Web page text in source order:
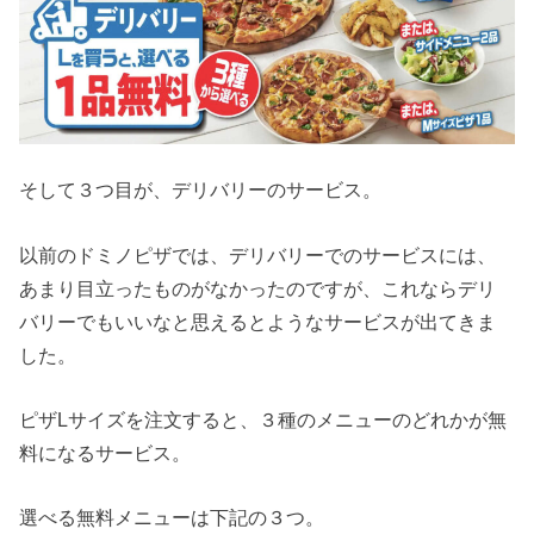
そして３つ目が、デリバリーのサービス。
以前のドミノピザでは、デリバリーでのサービスには、
あまり目立ったものがなかったのですが、これならデリ
バリーでもいいなと思えるとようなサービスが出てきま
した。
ピザLサイズを注文すると、３種のメニューのどれかが無
料になるサービス。
選べる無料メニューは下記の３つ。